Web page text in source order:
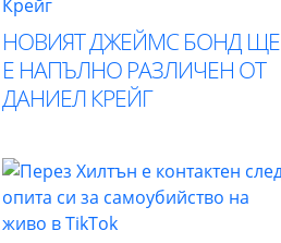
НОВИЯТ ДЖЕЙМС БОНД ЩЕ
Е НАПЪЛНО РАЗЛИЧЕН ОТ
ДАНИЕЛ КРЕЙГ